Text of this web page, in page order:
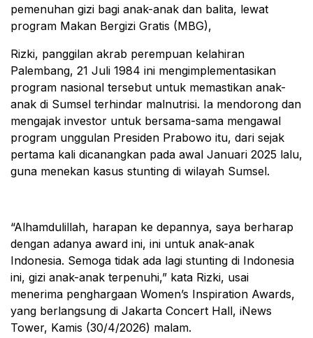
pemenuhan gizi bagi anak-anak dan balita, lewat
program Makan Bergizi Gratis (MBG),
Rizki, panggilan akrab perempuan kelahiran
Palembang, 21 Juli 1984 ini mengimplementasikan
program nasional tersebut untuk memastikan anak-
anak di Sumsel terhindar malnutrisi. Ia mendorong dan
mengajak investor untuk bersama-sama mengawal
program unggulan Presiden Prabowo itu, dari sejak
pertama kali dicanangkan pada awal Januari 2025 lalu,
guna menekan kasus stunting di wilayah Sumsel.
“Alhamdulillah, harapan ke depannya, saya berharap
dengan adanya award ini, ini untuk anak-anak
Indonesia. Semoga tidak ada lagi stunting di Indonesia
ini, gizi anak-anak terpenuhi,” kata Rizki, usai
menerima penghargaan Women’s Inspiration Awards,
yang berlangsung di Jakarta Concert Hall, iNews
Tower, Kamis (30/4/2026) malam.